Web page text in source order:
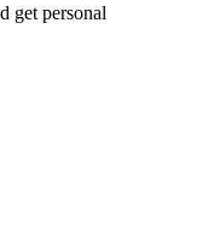
get personal